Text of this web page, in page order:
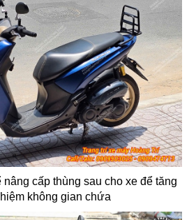
cấp thùng sau cho xe để tăng
không gian chứa